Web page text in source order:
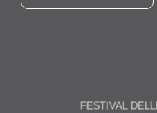
FESTIVAL